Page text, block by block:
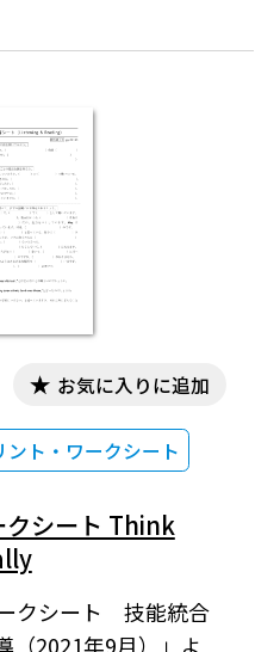
ント・ワークシート
お気に入りに追加
クシート Think
ークシート 技能統合
（2021年9月）」よ